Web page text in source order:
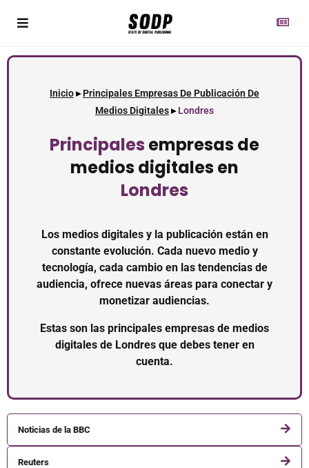
Inicio▸Principales Empresas De Publicación De
Medios Digitales▸Londres
Principales empresas de
medios digitales en
Londres
Los medios digitales y la publicación están en
constante evolución. Cada nuevo medio y
tecnología, cada cambio en las tendencias de
audiencia, ofrece nuevas áreas para conectar y
monetizar audiencias.
Estas son las principales empresas de medios
digitales de Londres que debes tener en
cuenta.
Noticias de la BBC
Reuters